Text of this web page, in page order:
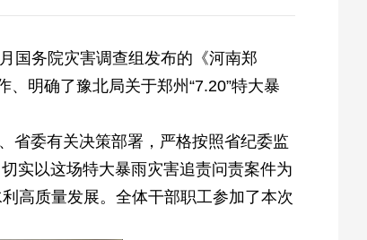
国务院灾害调查组发布的《河南郑
明确了豫北局关于郑州“7.20”特大暴
省委有关决策部署，严格按照省纪委监
实以这场特大暴雨灾害追责问责案件为
高质量发展。全体干部职工参加了本次